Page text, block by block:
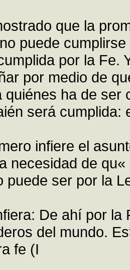
que la
puede
por la Fe.
por medio de
quiénes ha de ser
será cumplida:
infiere el
necesidad de
puede ser por la
De ahí por
del mundo.
fe (I